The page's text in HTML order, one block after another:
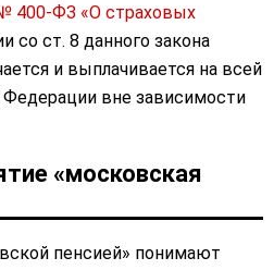
400-ФЗ «О страховых
со ст. 8 данного закона
и выплачивается на всей
вне зависимости
«московская
пенсией» понимают